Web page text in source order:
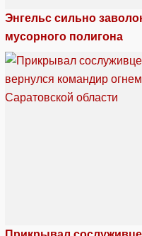
Энгельс сильно
мусорного полигона